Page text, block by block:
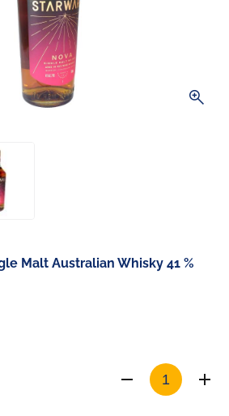
zoom_in
Malt Australian Whisky 41 %